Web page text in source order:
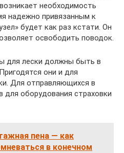
необходимость
надежно привязанным к
будет как раз кстати. Он
освободить поводок.
для лески должны быть в
они и для
Для отправляющихся в
для оборудования страховки
пена — как
в конечном